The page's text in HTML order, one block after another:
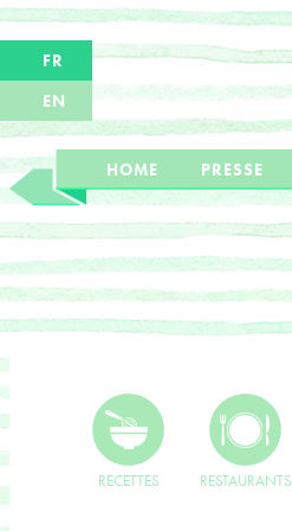
FR
EN
HOME PRESSE
RECETTES RESTAURANTS